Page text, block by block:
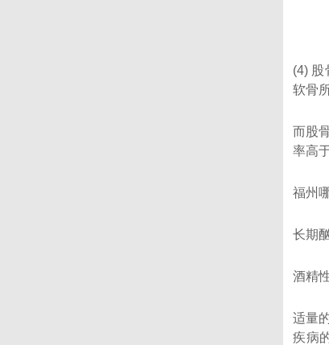
(4) 股
软骨
而股
率高
福州
长期
酒精
适量
疾病